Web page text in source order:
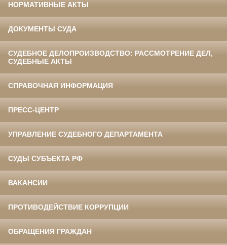
НОРМАТИВНЫЕ АКТЫ
ДОКУМЕНТЫ СУДА
СУДЕБНОЕ ДЕЛОПРОИЗВОДСТВО: РАССМОТРЕНИЕ ДЕЛ,
СУДЕБНЫЕ АКТЫ
СПРАВОЧНАЯ ИНФОРМАЦИЯ
ПРЕСС-ЦЕНТР
УПРАВЛЕНИЕ СУДЕБНОГО ДЕПАРТАМЕНТА
СУДЫ СУБЪЕКТА РФ
ВАКАНСИИ
ПРОТИВОДЕЙСТВИЕ КОРРУПЦИИ
ОБРАЩЕНИЯ ГРАЖДАН